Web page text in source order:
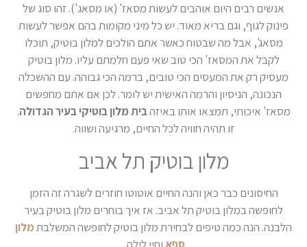
אנשים רבים היום אוהבים לעשות מסאז' (או מסאג'). זהו סוג של
פינוק לגוף, וגם בריא מאוד. יש כל מיני מקומות בהם אפשר לעשות
מסאג', אבל מה שבטוח כאשר אתם הולכים למלון בוטיק, תוכלו
לקבל את המסאז' הכי טוב שאי פעם חלמתם עליו. מלון בוטיק
מעסיק רק את המעסים הכי טובים, ברמה הכי גבוהה. עם ההשכלה
הנכונה, הניסיון והרמה האישית יש לומר. לכן אם אתם מחפשים
מסאז' איכותי, תמצאו אותו באיזהבית מלון בוטיקי בעיר הגדולה.
זו תהיה חוויה לכל החיים, מרגיעה ושווה.
מלון בוטיק תל אביב
החיסונים כבר כאן והנה החיים אוטוטו חוזרים לשגרה זה הזמן
לחופשה במלון בוטיק תל אביב. אז איך בוחרים מלון בוטיק בעיר
הלבנה. הנה כמה טיפים לבחירת מלון בוטיק לחופשה המשלבתמלון